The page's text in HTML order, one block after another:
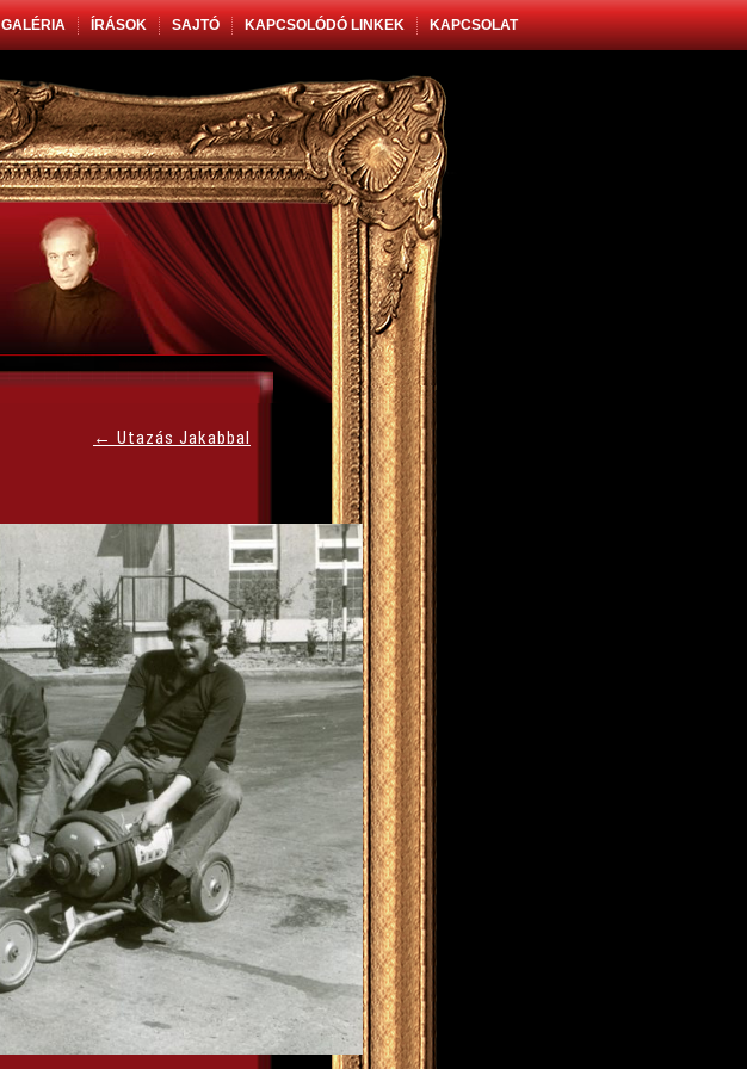
GALÉRIA ÍRÁSOK SAJTÓ KAPCSOLÓDÓ LINKEK KAPCSOLAT
← Utazás Jakabbal